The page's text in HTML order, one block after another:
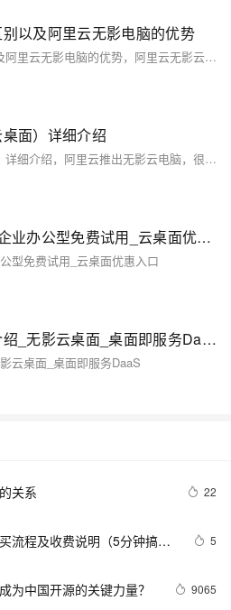
以及阿里云无影电脑的优势
无影云桌面和服务器的区别以及阿里云无影电脑的优势，阿里云无影云电脑和云服务器有什么区别？云电脑是作为个人或企业办公电脑使用，云服务器是对外提供24小时高可用服务，云电脑是桌面服务，云服务器是提供背后的计算服务，阿里云百科分享阿里云无影云电脑和云服务器的区别
面）详细介绍
阿里云无影云电脑（原云桌面）详细介绍，阿里云推出无影云电脑，很多用户不清楚云电脑是什么，云电脑是一种安全高效的云上桌面服务，一般用于企业办公。云电脑支持快速便捷的桌面环境创建、部署、统一管控与运维。企业选择云电脑无需前期传统硬件投资，云电脑可以快速构建安全、高性能、低成本的企业桌面办公体系。阿里云百科来详细说下什么是无影云电脑以及云电脑和传统PC、VDI之间的区别
阿里云无影云电脑价格_企业办公型免费试用_云桌面优惠入口
型免费试用_云桌面优惠入口
阿里云无影云电脑详细介绍_无影云桌面_桌面即服务DaaS
云桌面_桌面即服务DaaS
关系 22
流程及收费说明（5分钟搞
5
为中国开源的关键力量？ 9065